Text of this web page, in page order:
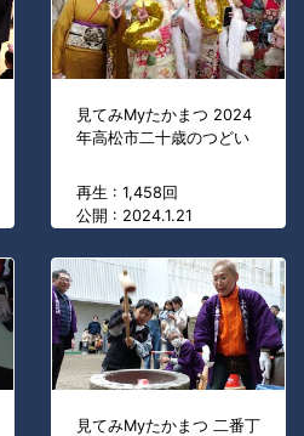
見てみMyたかまつ 2024
年高松市二十歳のつどい
再生 : 1,458回
公開 : 2024.1.21
見てみMyたかまつ 二番丁